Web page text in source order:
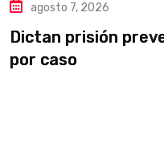
agosto 7, 2026
Dictan prisión
por caso